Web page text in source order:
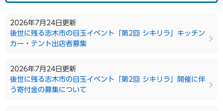
2026年7月24日更新
後世に残る志木市の目玉イベント「第2回 シキリラ」キッチン
カー・テント出店者募集
2026年7月24日更新
後世に残る志木市の目玉イベント「第2回 シキリラ」開催に伴
う寄付金の募集について